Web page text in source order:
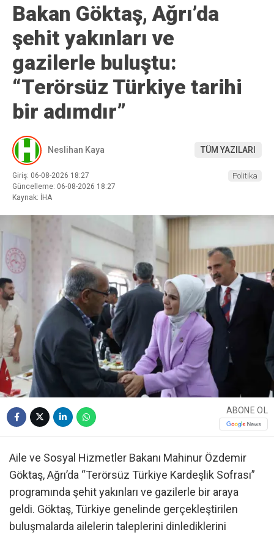
Bakan Göktaş, Ağrı’da
şehit yakınları ve
gazilerle buluştu:
“Terörsüz Türkiye tarihi
bir adımdır”
Neslihan Kaya TÜM YAZILARI
Giriş: 06-08-2026 18:27
Güncelleme: 06-08-2026 18:27
Kaynak: İHA
Politika
ABONE OL
Aile ve Sosyal Hizmetler Bakanı Mahinur Özdemir
Göktaş, Ağrı’da “Terörsüz Türkiye Kardeşlik Sofrası”
programında şehit yakınları ve gazilerle bir araya
geldi. Göktaş, Türkiye genelinde gerçekleştirilen
buluşmalarda ailelerin taleplerini dinlediklerini